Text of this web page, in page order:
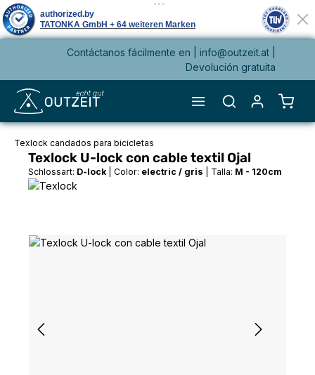
principalContáctanos fácilmente en | info@outzeit.at
Devolución gratuita
El
Texlock candados para bicicletas
Texlock U-lock con cable textil Ojal
Schlossart: D-lock Color: electric / gris Talla: M - 120cm
Omitir galería de imágenes